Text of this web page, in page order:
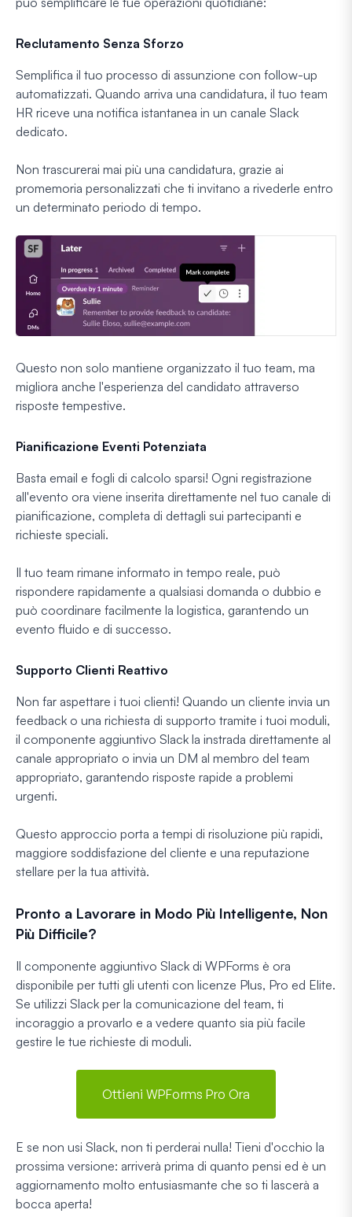
Reclutamento Senza Sforzo
Semplifica il tuo processo di assunzione con follow-up
automatizzati. Quando arriva una candidatura, il tuo team
HR riceve una notifica istantanea in un canale Slack
dedicato.
Non trascurerai mai più una candidatura, grazie ai
promemoria personalizzati che ti invitano a rivederle entro
un determinato periodo di tempo.
Questo non solo mantiene organizzato il tuo team, ma
migliora anche l'esperienza del candidato attraverso
risposte tempestive.
Pianificazione Eventi Potenziata
Basta email e fogli di calcolo sparsi! Ogni registrazione
all'evento ora viene inserita direttamente nel tuo canale di
pianificazione, completa di dettagli sui partecipanti e
richieste speciali.
Il tuo team rimane informato in tempo reale, può
rispondere rapidamente a qualsiasi domanda o dubbio e
può coordinare facilmente la logistica, garantendo un
evento fluido e di successo.
Supporto Clienti Reattivo
Non far aspettare i tuoi clienti! Quando un cliente invia un
feedback o una richiesta di supporto tramite i tuoi moduli,
il componente aggiuntivo Slack la instrada direttamente al
canale appropriato o invia un DM al membro del team
appropriato, garantendo risposte rapide a problemi
urgenti.
Questo approccio porta a tempi di risoluzione più rapidi,
maggiore soddisfazione del cliente e una reputazione
stellare per la tua attività.
Pronto a Lavorare in Modo Più Intelligente, Non
Più Difficile?
Il componente aggiuntivo Slack di WPForms è ora
disponibile per tutti gli utenti con licenze Plus, Pro ed Elite.
Se utilizzi Slack per la comunicazione del team, ti
incoraggio a provarlo e a vedere quanto sia più facile
gestire le tue richieste di moduli.
Ottieni WPForms Pro Ora
E se non usi Slack, non ti perderai nulla! Tieni d'occhio la
prossima versione: arriverà prima di quanto pensi ed è un
aggiornamento molto entusiasmante che so ti lascerà a
bocca aperta!